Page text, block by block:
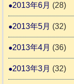
2013年6月 (28)
2013年5月 (32)
2013年4月 (36)
2013年3月 (32)